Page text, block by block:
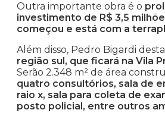
Outra importante obra é o
investimento de R$ 3,5
começou e está com a
Além disso, Pedro Bigardi
região sul, que ficará na Vila
Serão 2.348 m² de área
quatro consultórios, sala de
raio x, sala para coleta de
posto policial, entre outros